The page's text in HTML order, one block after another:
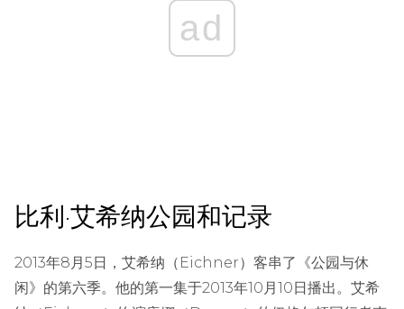
ad
比利·艾希纳公园和记录
2013年8月5日，艾希纳（Eichner）客串了《公园与休
闲》的第六季。他的第一集于2013年10月10日播出。艾希